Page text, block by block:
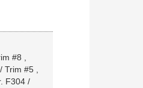
#8
Trim #5,
F304 /